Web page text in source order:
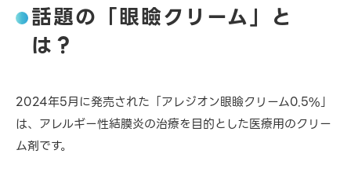
話題の「眼瞼クリーム」と
は？
2024年5月に発売された「アレジオン眼瞼クリーム0.5%」
は、アレルギー性結膜炎の治療を目的とした医療用のクリー
ム剤です。